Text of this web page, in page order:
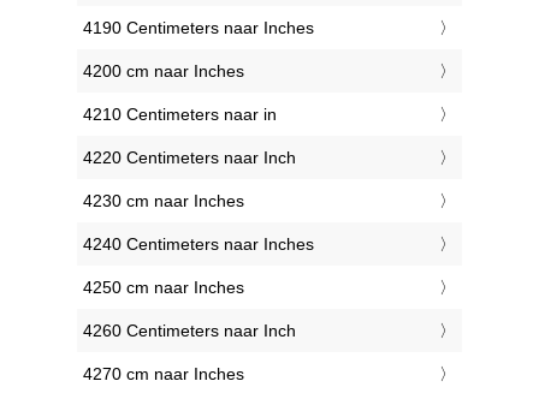
4190 Centimeters naar Inches
4200 cm naar Inches
4210 Centimeters naar in
4220 Centimeters naar Inch
4230 cm naar Inches
4240 Centimeters naar Inches
4250 cm naar Inches
4260 Centimeters naar Inch
4270 cm naar Inches